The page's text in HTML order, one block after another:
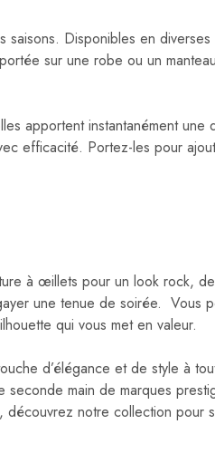
saisons. Disponibles en
sur une robe ou un
apportent instantanément une
efficacité. Portez-les pour
à œillets pour un look rock,
une tenue de soirée. Vous
qui vous met en valeur.
d’élégance et de style à
main de marques
découvrez notre collection pour